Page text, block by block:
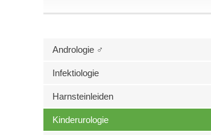
Andrologie ♂
Infektiologie
Harnsteinleiden
Kinderurologie